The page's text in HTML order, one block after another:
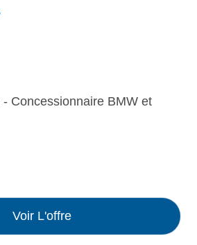
Concessionnaire BMW et
Voir L'offre